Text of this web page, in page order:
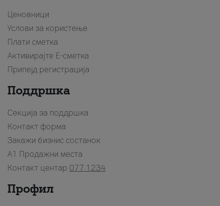
Ценовници
Услови за користење
Плати сметка
Активирајте Е-сметка
Припејд регистрација
Поддршка
Секција за поддршка
Контакт форма
Закажи бизнис состанок
A1 Продажни места
Контакт центар 077 1234
Профил